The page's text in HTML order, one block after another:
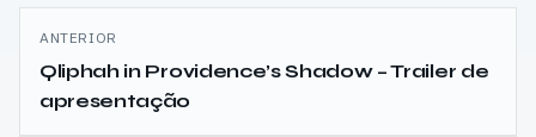
Navegação
de
artigos
ANTERIOR
Qliphah in Providence’s Shadow – Trailer de
apresentação